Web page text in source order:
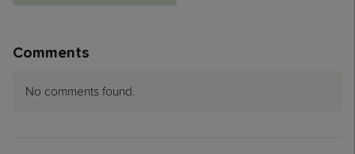
Comments
No comments found.